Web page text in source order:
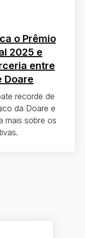
o Prêmio
2025 e
entre
Doare
recorde de
da Doare e
mais sobre os